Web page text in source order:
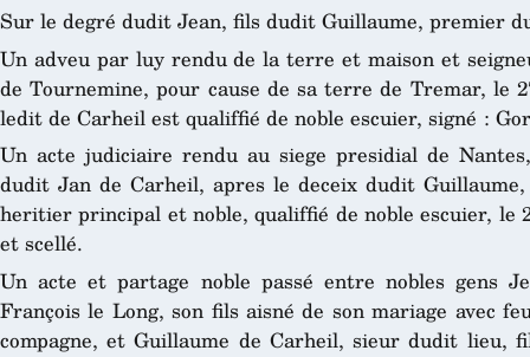
Sur le degré dudit Jean, fils dudit Guillaume, premier
Un adveu par luy rendu de la terre et maison et
de Tournemine, pour cause de sa terre de Tremar, le
ledit de Carheil est qualiffié de noble escuier, signé :
Un acte judiciaire rendu au siege presidial de
dudit Jan de Carheil, apres le deceix dudit
heritier principal et noble, qualiffié de noble escuier, le
et scellé.
Un acte et partage noble passé entre nobles gens
François le Long, son fils aisné de son mariage avec
compagne, et Guillaume de Carheil, sieur dudit lieu,